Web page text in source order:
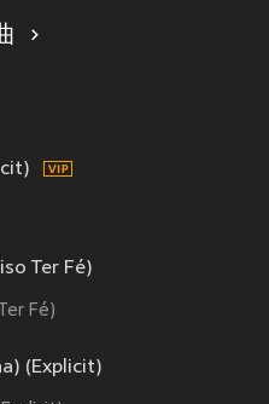
Ter Fé)
Fé)
(Explicit)